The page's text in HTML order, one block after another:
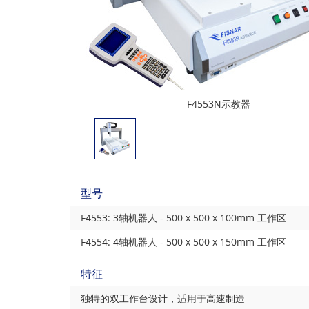
F4553N示教器
型号
F4553: 3轴机器人 - 500 x 500 x 100mm 工作区
F4554: 4轴机器人 - 500 x 500 x 150mm 工作区
特征
独特的双工作台设计，适用于高速制造